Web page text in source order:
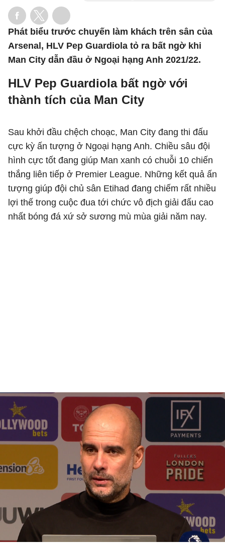
Phát biểu trước chuyến làm khách trên sân của
Arsenal, HLV Pep Guardiola tỏ ra bất ngờ khi
Man City dẫn đầu ở Ngoại hạng Anh 2021/22.
HLV Pep Guardiola bất ngờ với
thành tích của Man City
Sau khởi đầu chệch choạc, Man City đang thi đấu
cực kỳ ấn tượng ở Ngoại hạng Anh. Chiều sâu đội
hình cực tốt đang giúp Man xanh có chuỗi 10 chiến
thắng liên tiếp ở Premier League. Những kết quả ấn
tượng giúp đội chủ sân Etihad đang chiếm rất nhiều
lợi thế trong cuộc đua tới chức vô địch giải đấu cao
nhất bóng đá xứ sở sương mù mùa giải năm nay.